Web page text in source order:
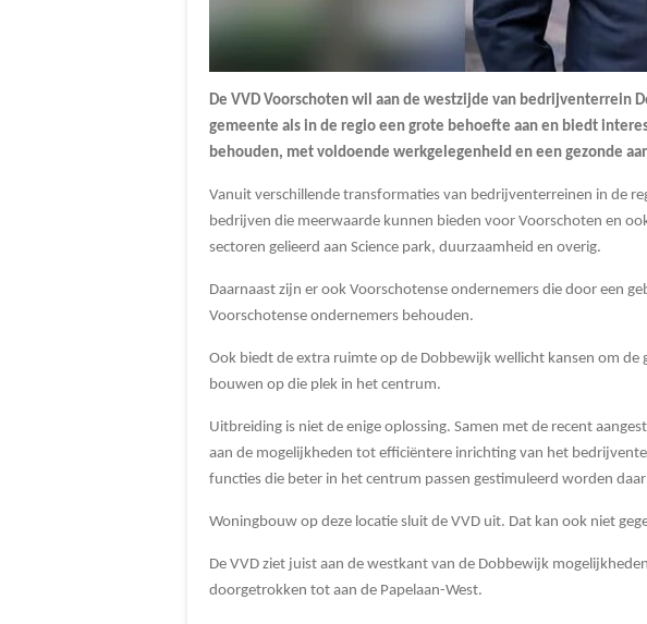
De VVD Voorschoten wil aan de westzijde van
gemeente als in de regio een grote behoefte aan en biedt
behouden, met voldoende werkgelegenheid en een gezonde
Vanuit verschillende transformaties van bedrijventerreinen in de
bedrijven die meerwaarde kunnen bieden voor Voorschoten en
sectoren gelieerd aan Science park, duurzaamheid en overig.
Daarnaast zijn er ook Voorschotense ondernemers die door een
Voorschotense ondernemers behouden.
Ook biedt de extra ruimte op de Dobbewijk wellicht kansen om
bouwen op die plek in het centrum.
Uitbreiding is niet de enige oplossing. Samen met de recent
aan de mogelijkheden tot efficiëntere inrichting van het
functies die beter in het centrum passen gestimuleerd worden
Woningbouw op deze locatie sluit de VVD uit. Dat kan ook niet
De VVD ziet juist aan de westkant van de Dobbewijk
doorgetrokken tot aan de Papelaan-West.